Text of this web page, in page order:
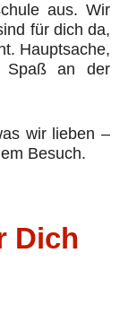
aus. Wir
für dich da,
Hauptsache,
Spaß an der
wir lieben –
Besuch.
Dich